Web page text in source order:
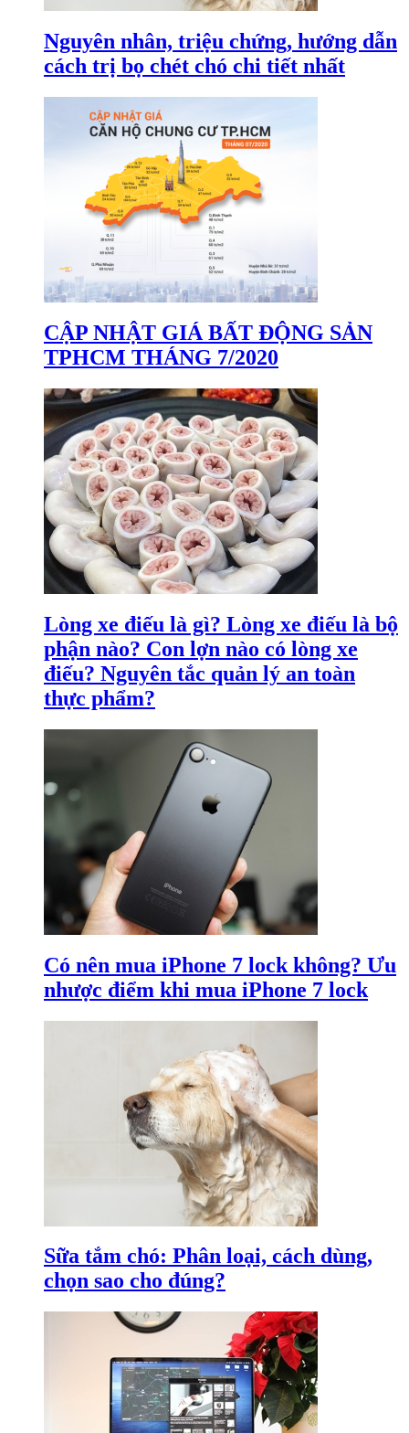
Nguyên nhân, triệu chứng, hướng dẫn
cách trị bọ chét chó chi tiết nhất
CẬP NHẬT GIÁ BẤT ĐỘNG SẢN
TPHCM THÁNG 7/2020
Lòng xe điếu là gì? Lòng xe điếu là bộ
phận nào? Con lợn nào có lòng xe
điếu? Nguyên tắc quản lý an toàn
thực phẩm?
Có nên mua iPhone 7 lock không? Ưu
nhược điểm khi mua iPhone 7 lock
Sữa tắm chó: Phân loại, cách dùng,
chọn sao cho đúng?